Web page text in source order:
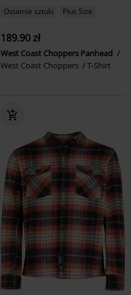
Ostatnie sztuki Plus Size
189.90 zł
West Coast Choppers Panhead
West Coast Choppers
T-Shirt